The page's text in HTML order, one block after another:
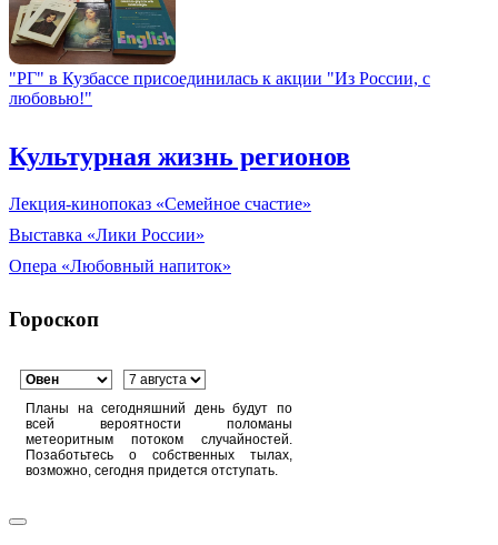
"РГ" в Кузбассе присоединилась к акции "Из России, с
любовью!"
Культурная жизнь регионов
Лекция-кинопоказ «Семейное счастие»
Выставка «Лики России»
Опера «Любовный напиток»
Гороскоп
Планы на сегодняшний день будут по
всей вероятности поломаны
метеоритным потоком случайностей.
Позаботьтесь о собственных тылах,
возможно, сегодня придется отступать.